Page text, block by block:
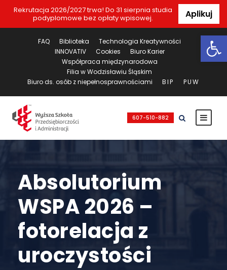
Rekrutacja 2026/2027 trwa! Do 31 sierpnia studia
podyplomowe bez opłaty wpisowej.
Aplikuj
FAQ Biblioteka
Technologia Kreatywności
INNOVATIV
Cookies
Biuro Karier
Współpraca międzynarodowa
Filia w Wodzisławiu Śląskim
Biuro ds. osób z niepełnosprawnościami
BIP PUW
607-510-882
Absolutorium
WSPA 2026 –
fotorelacja z
uroczystości